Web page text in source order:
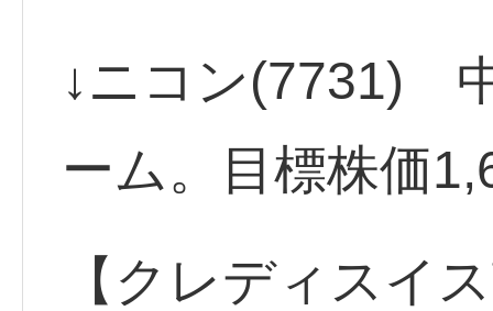
↓ニコン(7731)
ーム。目標株価
【クレディスイ